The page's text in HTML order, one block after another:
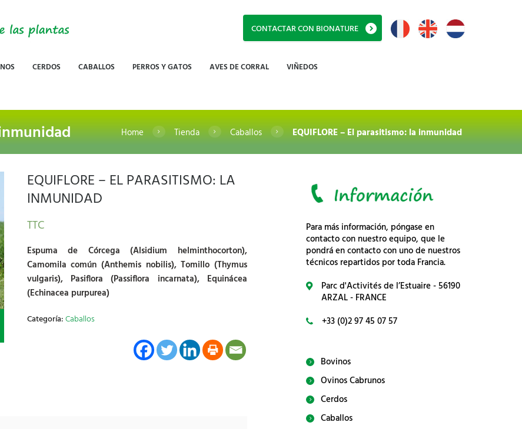
CONTACTAR CON BIONATURE
CERDOS CABALLOS PERROS Y GATOS AVES DE CORRAL
VIÑEDOS
Home Tienda Caballos EQUIFLORE – El parasitismo: la inmunidad
EQUIFLORE – EL PARASITISMO: LA
INMUNIDAD
TTC
Espuma de Córcega (Alsidium helminthocorton),
Camomila común (Anthemis nobilis), Tomillo (Thymus
vulgaris), Pasiflora (Passiflora incarnata), Equinácea
(Echinacea purpurea)
Categoría:Caballos
Para más información, póngase en
contacto con nuestro equipo, que le
pondrá en contacto con uno de nuestros
técnicos repartidos por toda Francia.
Parc d'Activités de l’Estuaire - 56190
ARZAL - FRANCE
+33 (0)2 97 45 07 57
Bovinos
Ovinos Cabrunos
Cerdos
Caballos